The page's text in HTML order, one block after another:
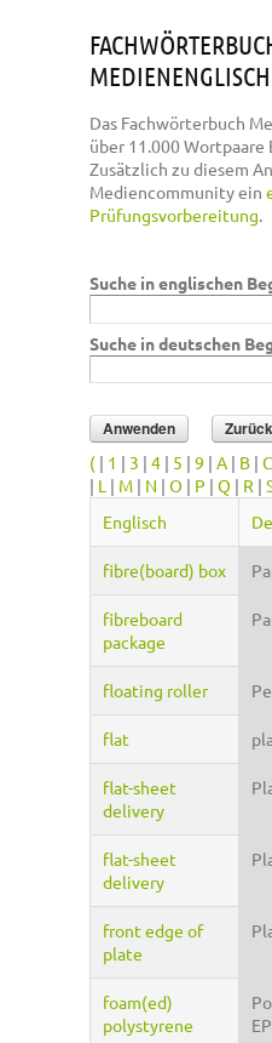
MEDIENENGLISCH
Das Fachwörterbuch
über 11.000 Wortpaare
Zusätzlich zu diesem
Mediencommunity ein
Prüfungsvorbereitung.
Suche in englischen
Suche in deutschen
( | 1 | 3 | 4 | 5 | 9 | A | B | C
| L | M | N | O | P | Q | R |
Englisch
fibre(board) box
fibreboard
package
floating roller
flat
flat-sheet
delivery
flat-sheet
delivery
front edge of
plate
foam(ed)
polystyrene